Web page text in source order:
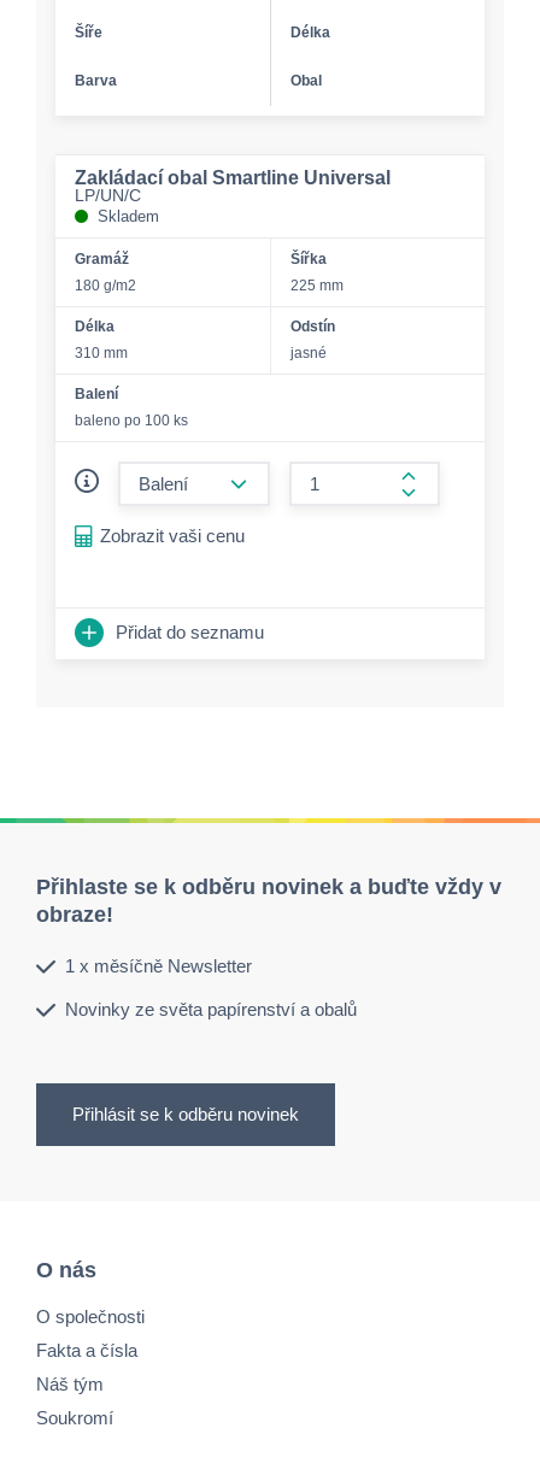
Šíře Délka
Barva Obal
Zakládací obal Smartline Universal
LP/UN/C
Skladem
Gramáž
180 g/m2
Šířka
225 mm
Délka
310 mm
Odstín
jasné
Balení
baleno po 100 ks
form.increase-
Zobrazit vaši cenu
Přidat do seznamu
Přihlaste se k odběru novinek a buďte vždy v
obraze!
1 x měsíčně Newsletter
Novinky ze světa papírenství a obalů
Přihlásit se k odběru novinek
O nás
O společnosti
Fakta a čísla
Náš tým
Soukromí